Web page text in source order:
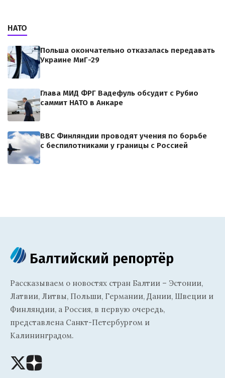
НАТО
Польша окончательно отказалась передавать
Украине МиГ-29
Глава МИД ФРГ Вадефуль обсудит с Рубио
саммит НАТО в Анкаре
ВВС Финляндии проводят учения по борьбе
с беспилотниками у границы с Россией
Балтийский репортёр
Рассказываем о новостях стран Балтии – Эстонии,
Латвии, Литвы, Польши, Германии, Дании, Швеции и
Финляндии, а Россия, в первую очередь,
представлена Санкт-Петербургом и
Калининградом.